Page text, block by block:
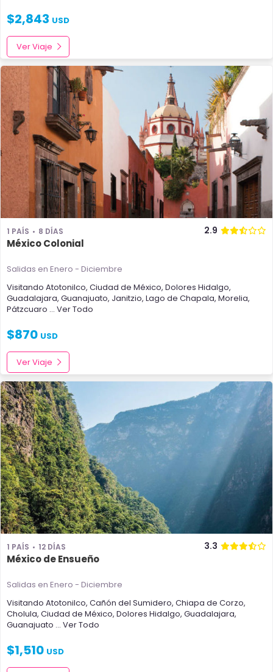
$2,843 USD
Ver Viaje
1 PAÍS 8 DÍAS 2.9
México Colonial
Salidas en Enero - Diciembre
Visitando Atotonilco, Ciudad de México, Dolores Hidalgo,
Guadalajara, Guanajuato, Janitzio, Lago de Chapala, Morelia,
Pátzcuaro ... Ver Todo
$870 USD
Ver Viaje
1 PAÍS 12 DÍAS 3.3
México de Ensueño
Salidas en Enero - Diciembre
Visitando Atotonilco, Cañón del Sumidero, Chiapa de Corzo,
Cholula, Ciudad de México, Dolores Hidalgo, Guadalajara,
Guanajuato ... Ver Todo
$1,510 USD